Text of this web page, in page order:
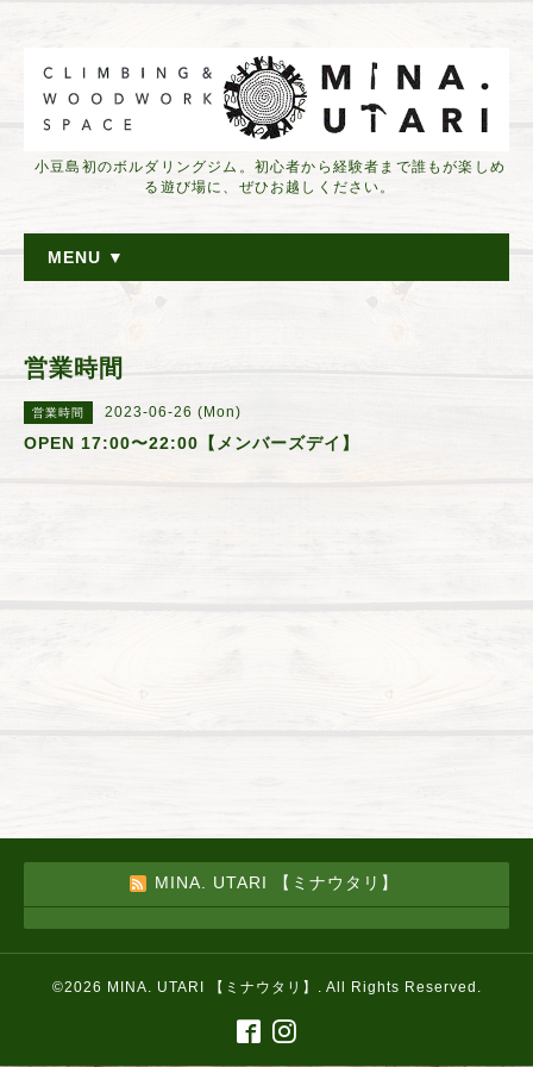
小豆島初のボルダリングジム。初心者から経験者まで誰もが楽しめ
る遊び場に、ぜひお越しください。
MENU ▼
営業時間
営業時間 2023-06-26 (Mon)
OPEN 17:00〜22:00【メンバーズデイ】
MINA. UTARI 【ミナウタリ】
©2026 MINA. UTARI 【ミナウタリ】 . All Rights Reserved.